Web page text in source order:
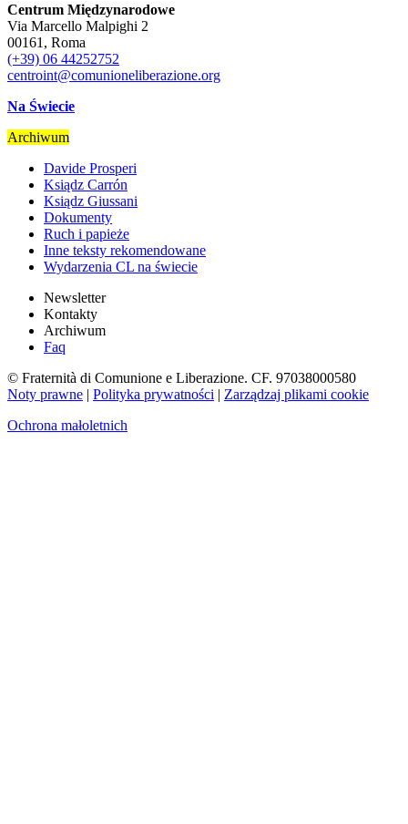
Centrum Międzynarodowe
Via Marcello Malpighi 2
00161, Roma
(+39) 06 44252752
centroint@comunioneliberazione.org
Na Świecie
Archiwum
Davide Prosperi
Ksiądz Carrón
Ksiądz Giussani
Dokumenty
Ruch i papieże
Inne teksty rekomendowane
Wydarzenia CL na świecie
Newsletter
Kontakty
Archiwum
Faq
© Fraternità di Comunione e Liberazione. CF. 97038000580
Noty prawne | Polityka prywatności | Zarządzaj plikami cookie
Ochrona małoletnich